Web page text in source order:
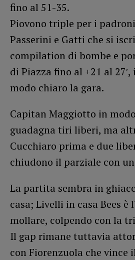
fino al 51-35.
Piovono triple per i
Passerini e Gatti che si
compilation di bombe e
di Piazza fino al +21 al
modo chiaro la gara.
Capitan Maggiotto in
guadagna tiri liberi, ma
Cucchiaro prima e due
chiudono il parziale con
La partita sembra in
casa; Livelli in casa Bees è
mollare, colpendo con la
Il gap rimane tuttavia
con Fiorenzuola che vince